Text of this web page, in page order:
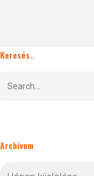
Keresés..
Archívum